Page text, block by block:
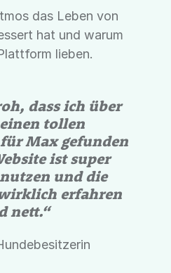
das Leben von
hat und warum
lieben.
dass ich über
tollen
Max gefunden
ist super
und die
erfahren
nett.“